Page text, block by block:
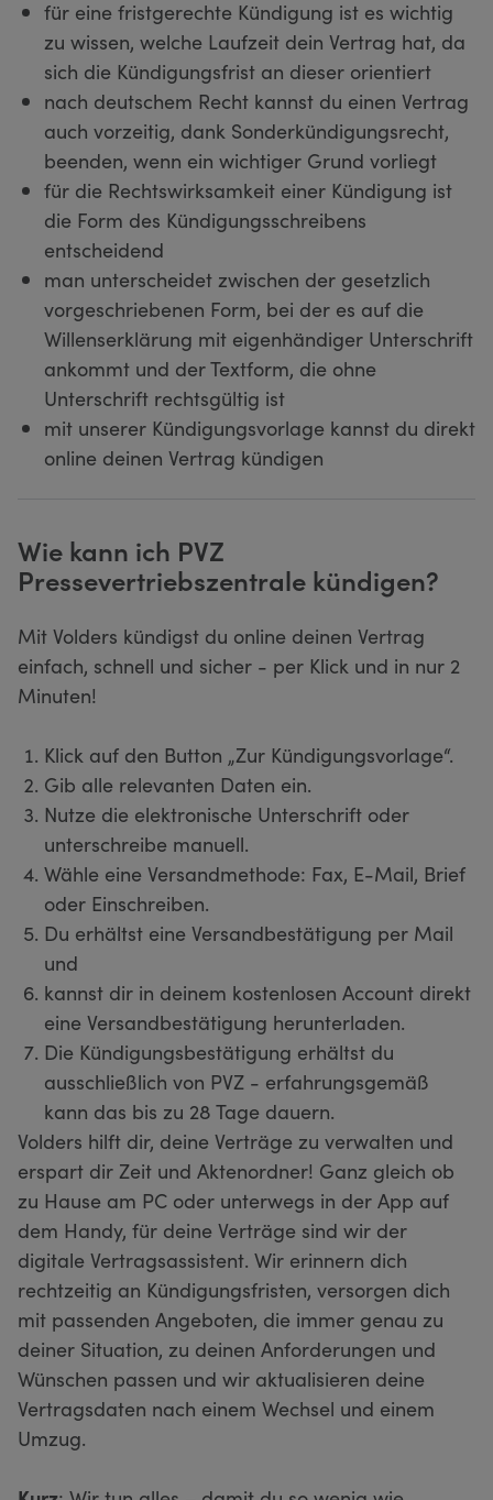
für eine fristgerechte Kündigung ist es wichtig
zu wissen, welche Laufzeit dein Vertrag hat, da
sich die Kündigungsfrist an dieser orientiert
nach deutschem Recht kannst du einen Vertrag
auch vorzeitig, dank Sonderkündigungsrecht,
beenden, wenn ein wichtiger Grund vorliegt
für die Rechtswirksamkeit einer Kündigung ist
die Form des Kündigungsschreibens
entscheidend
man unterscheidet zwischen der gesetzlich
vorgeschriebenen Form, bei der es auf die
Willenserklärung mit eigenhändiger Unterschrift
ankommt und der Textform, die ohne
Unterschrift rechtsgültig ist
mit unserer Kündigungsvorlage kannst du direkt
online deinen Vertrag kündigen
Wie kann ich PVZ
Pressevertriebszentrale kündigen?
Mit Volders kündigst du online deinen Vertrag
einfach, schnell und sicher - per Klick und in nur 2
Minuten!
Klick auf den Button „Zur Kündigungsvorlage“.
Gib alle relevanten Daten ein.
Nutze die elektronische Unterschrift oder
unterschreibe manuell.
Wähle eine Versandmethode: Fax, E-Mail, Brief
oder Einschreiben.
Du erhältst eine Versandbestätigung per Mail
und
kannst dir in deinem kostenlosen Account direkt
eine Versandbestätigung herunterladen.
Die Kündigungsbestätigung erhältst du
ausschließlich von PVZ - erfahrungsgemäß
kann das bis zu 28 Tage dauern.
Volders hilft dir, deine Verträge zu verwalten und
erspart dir Zeit und Aktenordner! Ganz gleich ob
zu Hause am PC oder unterwegs in der App auf
dem Handy, für deine Verträge sind wir der
digitale Vertragsassistent. Wir erinnern dich
rechtzeitig an Kündigungsfristen, versorgen dich
mit passenden Angeboten, die immer genau zu
deiner Situation, zu deinen Anforderungen und
Wünschen passen und wir aktualisieren deine
Vertragsdaten nach einem Wechsel und einem
Umzug.